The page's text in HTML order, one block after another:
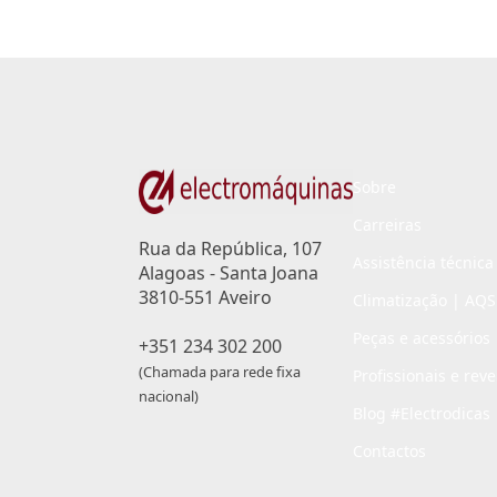
Rua da República, 107
Alagoas - Santa Joana
3810-551 Aveiro
+351 234 302 200
(Chamada para rede fixa
nacional)